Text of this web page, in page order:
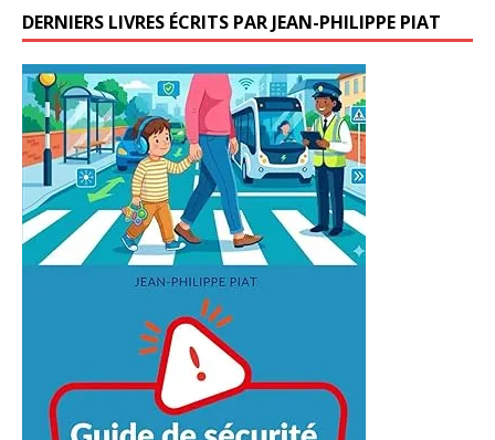
DERNIERS LIVRES ÉCRITS PAR JEAN-PHILIPPE PIAT